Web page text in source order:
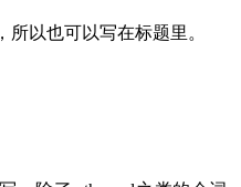
以也可以写在标题里。